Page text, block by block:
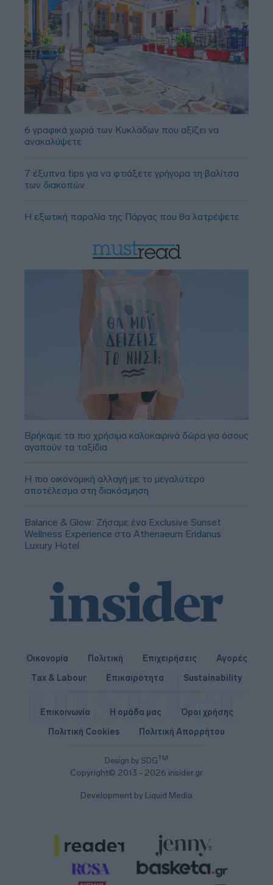
6 γραφικά χωριά των Κυκλάδων που αξίζει να
ανακαλύψετε
7 έξυπνα tips για να φτιάξετε γρήγορα τη βαλίτσα
των διακοπών
Η εξωτική παραλία της Πάργας που θα λατρέψετε
Βρήκαμε τα πιο χρήσιμα καλοκαιρινά δώρα για όσους
αγαπούν τα ταξίδια
Η πιο οικονομική αλλαγή με το μεγαλύτερο
αποτέλεσμα στη διακόσμηση
Balance & Glow: Ζήσαμε ένα Exclusive Sunset
Wellness Experience στο Athenaeum Eridanus
Luxury Hotel
Οικονομία Πολιτική Επιχειρήσεις
Αγορές
Tax & Labour
Επικαιρότητα Sustainability
Design by SDGTM
Copyright© 2013 - 2026 insider.gr
Επικοινωνία Η ομάδα μας
Όροι χρήσης
Πολιτική Cookies
Πολιτική Απορρήτου
Development by Liquid Media